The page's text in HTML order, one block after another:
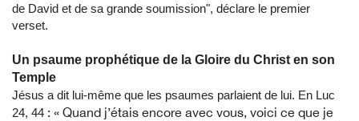
de David et de sa grande soumission", déclare le premier
verset.
Un psaume prophétique de la Gloire du Christ en son
Temple
Jésus a dit lui-même que les psaumes parlaient de lui. En Luc
24, 44 : « Quand j’étais encore avec vous, voici ce que je